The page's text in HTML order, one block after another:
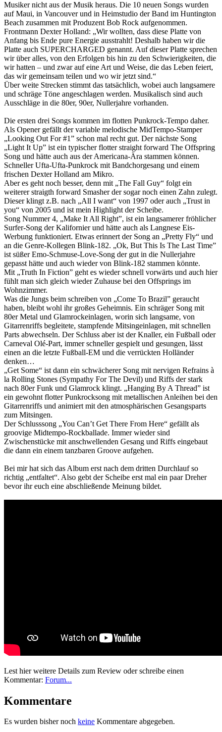
Musiker nicht aus der Musik heraus. Die 10 neuen Songs wurden
auf Maui, in Vancouver und in Heimstudio der Band im Huntington
Beach zusammen mit Produzent Bob Rock aufgenommen.
Frontmann Dexter Holland: „Wir wollten, dass diese Platte von
Anfang bis Ende pure Energie ausstrahlt! Deshalb haben wir die
Platte auch SUPERCHARGED genannt. Auf dieser Platte sprechen
wir über alles, von den Erfolgen bis hin zu den Schwierigkeiten, die
wir hatten – und zwar auf eine Art und Weise, die das Leben feiert,
das wir gemeinsam teilen und wo wir jetzt sind.“
Über weite Strecken stimmt das tatsächlich, wobei auch langsamere
und schräge Töne angeschlagen werden. Musikalisch sind auch
Ausschläge in die 80er, 90er, Nullerjahre vorhanden.
Die ersten drei Songs kommen im flotten Punkrock-Tempo daher.
Als Opener gefällt der variable melodische MidTempo-Stamper
„Looking Out For #1” schon mal recht gut. Der nächste Song
„Light It Up” ist ein typischer flotter straight forward The Offspring
Song und hätte auch aus der Americana-Ära stammen können.
Schneller Ufta-Ufta-Punkrock mit Bandchorgesang und einem
frischen Dexter Holland am Mikro.
Aber es geht noch besser, denn mit „The Fall Guy“ folgt ein
weiterer straigth forward Smasher der sogar noch einen Zahn zulegt.
Dieser klingt z.B. nach „All I want“ von 1997 oder auch „Trust in
you“ von 2005 und ist mein Highlight der Scheibe.
Song Nummer 4, „Make It All Right”, ist ein langsamerer fröhlicher
Surfer-Song der Kalifornier und hätte auch als Langnese Eis-
Werbung funktioniert. Etwas erinnert der Song an „Pretty Fly“ und
an die Genre-Kollegen Blink-182. „Ok, But This Is The Last Time”
ist süßer Emo-Schmuse-Love-Song der gut in die Nullerjahre
gepasst hätte und auch wieder von Blink-182 stammen könnte.
Mit „Truth In Fiction” geht es wieder schnell vorwärts und auch hier
fühlt man sich gleich wieder Zuhause bei den Offsprings im
Wohnzimmer.
Was die Jungs beim schreiben von „Come To Brazil” geraucht
haben, bleibt wohl ihr großes Geheimnis. Ein schräger Song mit
80er Metal und Glamrockeinlagen, worin sich langsame, von
Gitarrenriffs begleitete, stampfende Mitsingeinlagen, mit schnellen
Parts abwechseln. Der Schluss aber ist der Knaller, ein Fußball oder
Carneval Olé-Part, immer schneller gespielt und gesungen, lässt
einen an die letzte Fußball-EM und die verrückten Holländer
denken…
„Get Some“ ist dann ein schwächerer Song mit nervigen Refrains à
la Rolling Stones (Sympathy For The Devil) und Riffs der stark
nach 80er Funk und Glamrock klingt. „Hanging By A Thread” ist
ein gewohnt flotter Punkrocksong mit metallischen Anleihen bei den
Gitarrenriffs und animiert mit den atmosphärischen Gesangsparts
zum Mitsingen.
Der Schlusssong „You Can’t Get There From Here“ gefällt als
groovige Midtempo-Rockballade. Immer wieder sind
Zwischenstücke mit anschwellenden Gesang und Riffs eingebaut
die dann ein einem tanzbaren Groove aufgehen.
Bei mir hat sich das Album erst nach dem dritten Durchlauf so
richtig „entfaltet“. Also gebt der Scheibe erst mal ein paar Dreher
bevor ihr euch eine abschließende Meinung bildet.
Lest hier weitere Details zum Review oder schreibe einen
Kommentar: Forum...
Kommentare
Es wurden bisher noch keine Kommentare abgegeben.